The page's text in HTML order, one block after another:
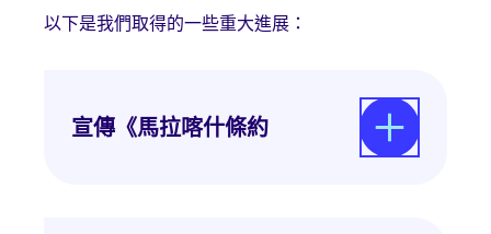
以下是我們取得的一些重大進展：
宣傳《馬拉喀什條約